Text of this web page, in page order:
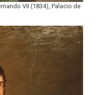
VII (1834), Palacio de